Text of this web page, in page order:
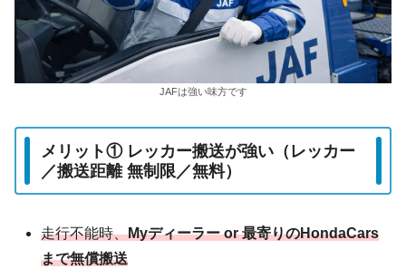
JAFは強い味方です
メリット① レッカー搬送が強い（レッカー
／搬送距離 無制限／無料）
走行不能時、Myディーラー or 最寄りのHondaCars
まで無償搬送